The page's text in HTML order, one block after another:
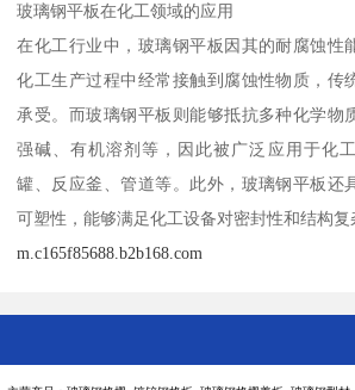
玻璃钢平板在化工领域的应用
在化工行业中，玻璃钢平板因其的耐腐蚀性
化工生产过程中经常接触到腐蚀性物质，传
承受。而玻璃钢平板则能够抵抗多种化学物
强碱、有机溶剂等，因此被广泛应用于化
罐、反应釜、管道等。此外，玻璃钢平板还
可塑性，能够满足化工设备对密封性和结构复
m.c165f85688.b2b168.com